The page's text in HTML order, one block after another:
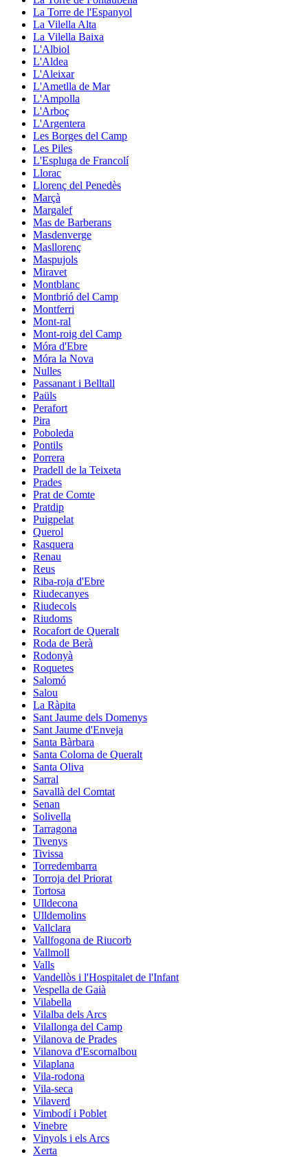
La Torre de l'Espanyol
La Vilella Alta
La Vilella Baixa
L'Albiol
L'Aldea
L'Aleixar
L'Ametlla de Mar
L'Ampolla
L'Arboç
L'Argentera
Les Borges del Camp
Les Piles
L'Espluga de Francolí
Llorac
Llorenç del Penedès
Marçà
Margalef
Mas de Barberans
Masdenverge
Masllorenç
Maspujols
Miravet
Montblanc
Montbrió del Camp
Montferri
Mont-ral
Mont-roig del Camp
Móra d'Ebre
Móra la Nova
Nulles
Passanant i Belltall
Paüls
Perafort
Pira
Poboleda
Pontils
Porrera
Pradell de la Teixeta
Prades
Prat de Comte
Pratdip
Puigpelat
Querol
Rasquera
Renau
Reus
Riba-roja d'Ebre
Riudecanyes
Riudecols
Riudoms
Rocafort de Queralt
Roda de Berà
Rodonyà
Roquetes
Salomó
Salou
La Ràpita
Sant Jaume dels Domenys
Sant Jaume d'Enveja
Santa Bàrbara
Santa Coloma de Queralt
Santa Oliva
Sarral
Savallà del Comtat
Senan
Solivella
Tarragona
Tivenys
Tivissa
Torredembarra
Torroja del Priorat
Tortosa
Ulldecona
Ulldemolins
Vallclara
Vallfogona de Riucorb
Vallmoll
Valls
Vandellòs i l'Hospitalet de l'Infant
Vespella de Gaià
Vilabella
Vilalba dels Arcs
Vilallonga del Camp
Vilanova de Prades
Vilanova d'Escornalbou
Vilaplana
Vila-rodona
Vila-seca
Vilaverd
Vimbodí i Poblet
Vinebre
Vinyols i els Arcs
Xerta